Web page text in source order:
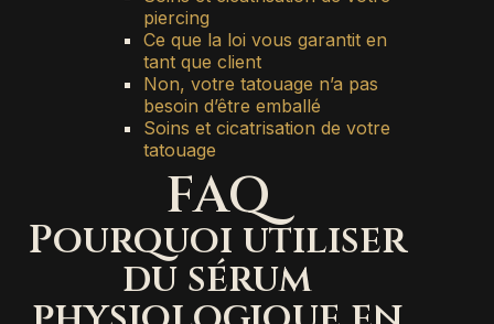
piercing
Ce que la loi vous garantit en
tant que client
Non, votre tatouage n’a pas
besoin d’être emballé
Soins et cicatrisation de votre
tatouage
FAQ
Pourquoi utiliser
du sérum